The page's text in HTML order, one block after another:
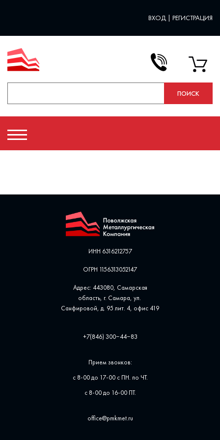
ВХОД | РЕГИСТРАЦИЯ
ИНН 6316212757
ОГРН 1156313052147
Адрес: 443080, Самарская
область, г. Самара, ул. ​
Санфировой, д. 95 лит. 4, офис ​419
+7(846) 300‒44‒83
Прием звонков:
с 8-00 до 17-00 с ПН. по ЧТ.
с 8-00 до 16-00 ПТ.
office@pmkmet.ru